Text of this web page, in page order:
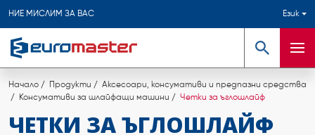
НИЕ МИСЛИМ ЗА ВАС Език
Търсене
Начало Продукти
Аксесоари, консумативи и предпазни средства
Консумативи за шлайфащи машини
Четки за ъглошлайф
ЧЕТКИ ЗА ЪГЛОШЛАЙФ